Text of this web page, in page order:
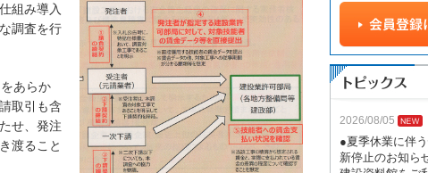
組み導入
調査を行
あらか
取引も含
せ、発注
渡ること
2026/08/05
●夏季休業に伴
新停止のお知ら